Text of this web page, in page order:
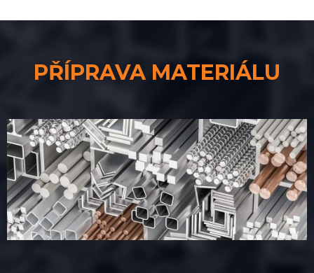
PŘÍPRAVA MATERIÁLU